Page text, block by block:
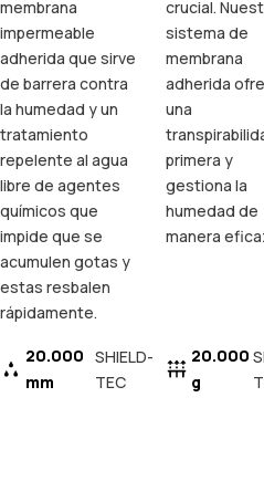
membrana
impermeable
adherida que sirve
de barrera contra
la humedad y un
tratamiento
repelente al agua
libre de agentes
químicos que
impide que se
acumulen gotas y
estas resbalen
rápidamente.
20.000
mm
SHIELD-
TEC
crucial.
sistema de
membrana
adherida
una
primera y
gestiona la
humedad de
manera
20.000
g